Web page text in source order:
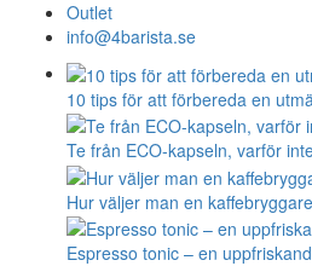
Outlet
info@4barista.se
10 tips för att förbereda en
Te från ECO-kapseln, varför
Hur väljer man en
Espresso tonic – en